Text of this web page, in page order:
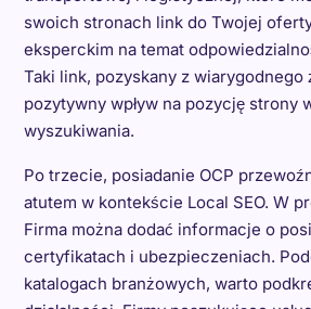
swoich stronach link do Twojej
eksperckim na temat
Taki link, pozyskany z wiarygodnego
pozytywny wpływ na pozycję strony
wyszukiwania.
Po trzecie, posiadanie OCP
atutem w kontekście Local SEO. W
Firma można dodać informacje o
certyfikatach i ubezpieczeniach.
katalogach branżowych, warto